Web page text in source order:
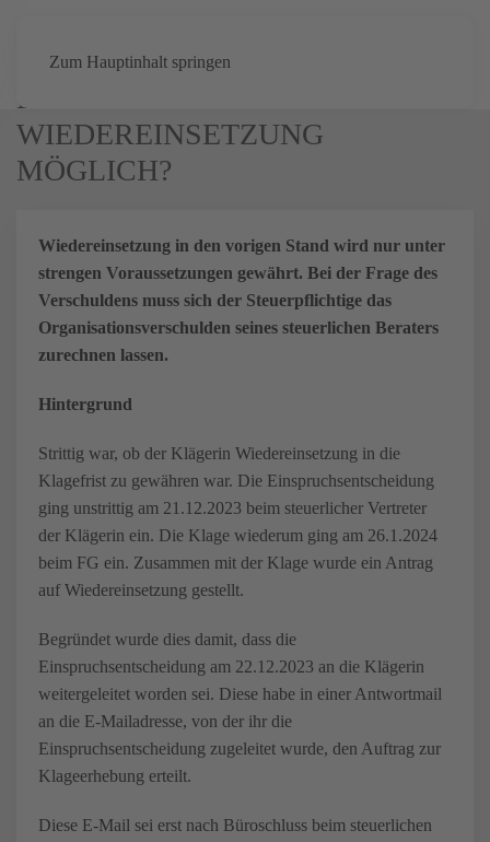
Zum Hauptinhalt springen
KLAGE VERSPÄTET
EINGEREICHT:
WIEDEREINSETZUNG
MÖGLICH?
Wiedereinsetzung in den vorigen Stand wird nur unter
strengen Voraussetzungen gewährt. Bei der Frage des
Verschuldens muss sich der Steuerpflichtige das
Organisationsverschulden seines steuerlichen Beraters
zurechnen lassen.
Hintergrund
Strittig war, ob der Klägerin Wiedereinsetzung in die
Klagefrist zu gewähren war. Die Einspruchsentscheidung
ging unstrittig am 21.12.2023 beim steuerlicher Vertreter
der Klägerin ein. Die Klage wiederum ging am 26.1.2024
beim FG ein. Zusammen mit der Klage wurde ein Antrag
auf Wiedereinsetzung gestellt.
Begründet wurde dies damit, dass die
Einspruchsentscheidung am 22.12.2023 an die Klägerin
weitergeleitet worden sei. Diese habe in einer Antwortmail
an die E-Mailadresse, von der ihr die
Einspruchsentscheidung zugeleitet wurde, den Auftrag zur
Klageerhebung erteilt.
Diese E-Mail sei erst nach Büroschluss beim steuerlichen